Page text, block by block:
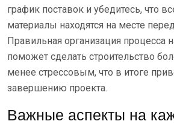
график поставок и убедитесь, что
материалы находятся на месте
Правильная организация процесса
поможет сделать строительство
менее стрессовым, что в итоге
завершению проекта.
Важные аспекты на